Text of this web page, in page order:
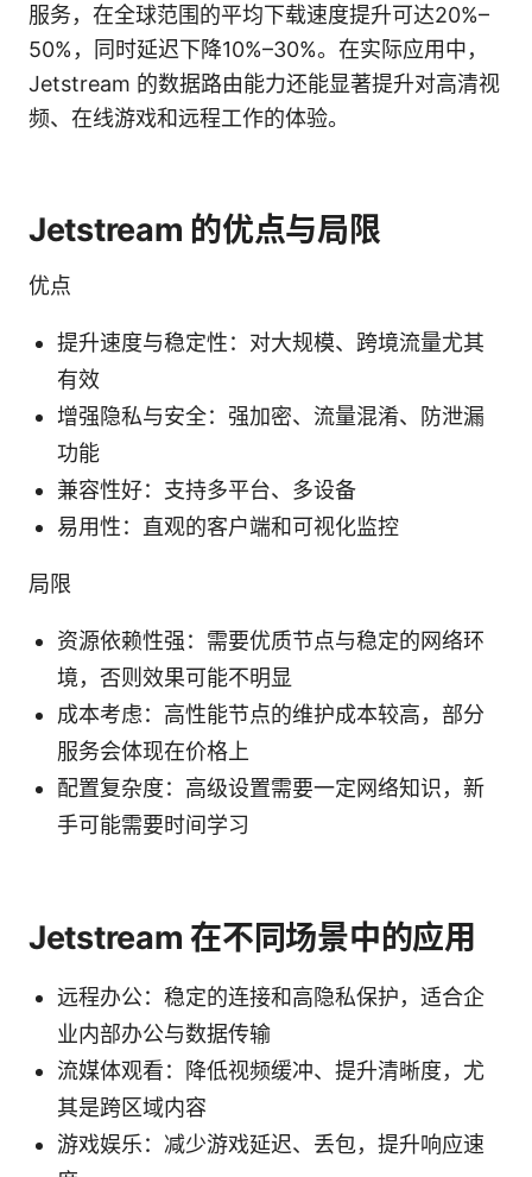
服务，在全球范围的平均下载速度提升可达20%–
50%，同时延迟下降10%–30%。在实际应用中，
Jetstream 的数据路由能力还能显著提升对高清视
频、在线游戏和远程工作的体验。
Jetstream 的优点与局限
优点
提升速度与稳定性：对大规模、跨境流量尤其
有效
增强隐私与安全：强加密、流量混淆、防泄漏
功能
兼容性好：支持多平台、多设备
易用性：直观的客户端和可视化监控
局限
资源依赖性强：需要优质节点与稳定的网络环
境，否则效果可能不明显
成本考虑：高性能节点的维护成本较高，部分
服务会体现在价格上
配置复杂度：高级设置需要一定网络知识，新
手可能需要时间学习
Jetstream 在不同场景中的应用
远程办公：稳定的连接和高隐私保护，适合企
业内部办公与数据传输
流媒体观看：降低视频缓冲、提升清晰度，尤
其是跨区域内容
游戏娱乐：减少游戏延迟、丢包，提升响应速